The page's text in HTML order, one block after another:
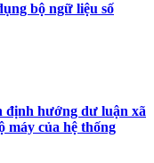
bộ ngữ liệu số
định hướng dư luận xã
máy của hệ thống